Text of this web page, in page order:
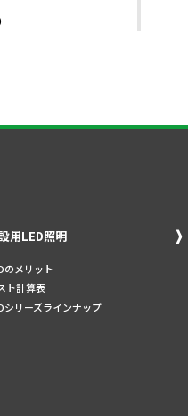
用LED照明
のメリット
ト計算表
シリーズラインナップ